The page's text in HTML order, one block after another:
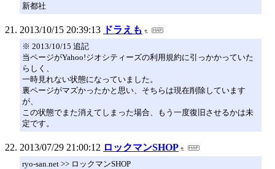
新都社
2013/10/15 20:39:13 ドラえも
※ 2013/10/15 追記
当ページがYahoo!ジオシティーズの利用規約に引っかかっていた
らしく、
一時見れない状態になっていました。
裏ページがマズかったかと思い、そちらは現在削除しています
が、
この状態でまた消えてしまった場合、もう一度復旧させるかは未
定です。
2013/07/29 21:00:12 ロックマンSHOP
ryo-san.net >> ロックマンSHOP